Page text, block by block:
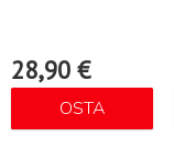
28,90 €
OSTA